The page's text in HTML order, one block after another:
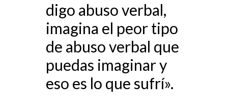
digo abuso verbal,
imagina el peor tipo
de abuso verbal que
puedas imaginar y
eso es lo que sufrí».